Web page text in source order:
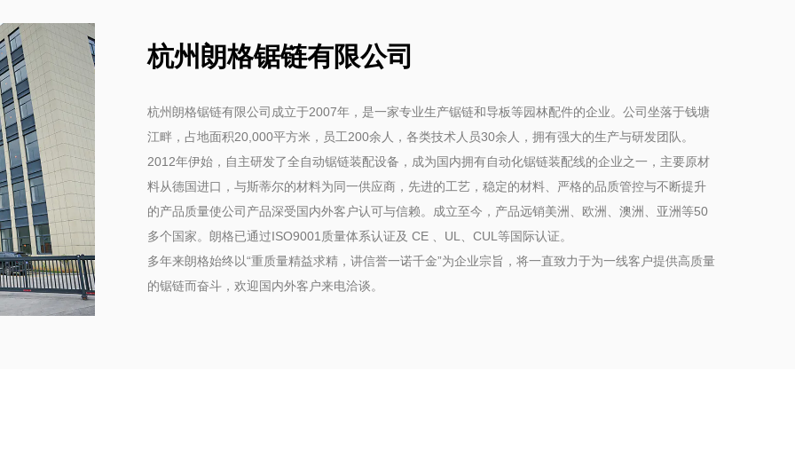
杭州朗格锯链有限公司
杭州朗格锯链有限公司成立于2007年，是一家专业生产锯链和导板等园林配件的企业。公司坐落于钱塘
江畔，占地面积20,000平方米，员工200余人，各类技术人员30余人，拥有强大的生产与研发团队。
2012年伊始，自主研发了全自动锯链装配设备，成为国内拥有自动化锯链装配线的企业之一，主要原材
料从德国进口，与斯蒂尔的材料为同一供应商，先进的工艺，稳定的材料、严格的品质管控与不断提升
的产品质量使公司产品深受国内外客户认可与信赖。成立至今，产品远销美洲、欧洲、澳洲、亚洲等50
多个国家。朗格已通过ISO9001质量体系认证及 CE 、UL、CUL等国际认证。
多年来朗格始终以“重质量精益求精，讲信誉一诺千金”为企业宗旨，将一直致力于为一线客户提供高质量
的锯链而奋斗，欢迎国内外客户来电洽谈。